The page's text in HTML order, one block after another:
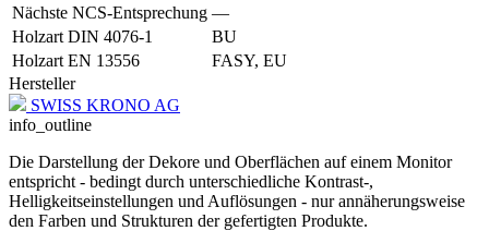
Nächste NCS-Entsprechung —
Holzart DIN 4076-1
BU
Holzart EN 13556
FASY, EU
Hersteller
SWISS KRONO AG
info_outline
Die Darstellung der Dekore und Oberflächen auf einem Monitor
entspricht - bedingt durch unterschiedliche Kontrast-,
Helligkeitseinstellungen und Auflösungen - nur annäherungsweise
den Farben und Strukturen der gefertigten Produkte.